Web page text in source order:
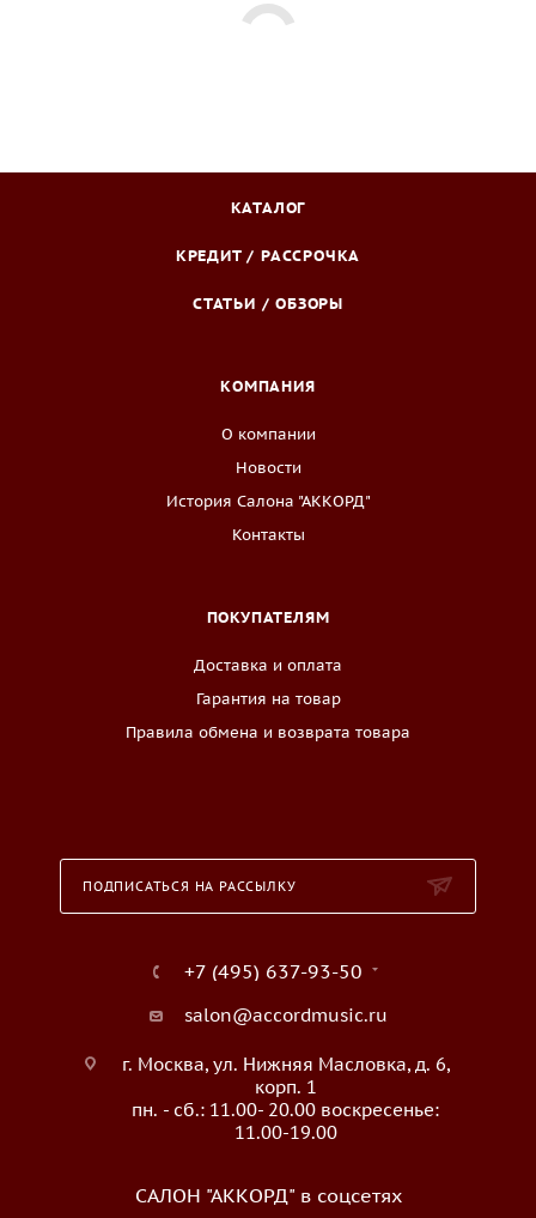
КАТАЛОГ
КРЕДИТ / РАССРОЧКА
СТАТЬИ / ОБЗОРЫ
КОМПАНИЯ
О компании
Новости
История Салона "АККОРД"
Контакты
ПОКУПАТЕЛЯМ
Доставка и оплата
Гарантия на товар
Правила обмена и возврата товара
ПОДПИСАТЬСЯ НА РАССЫЛКУ
+7 (495) 637-93-50
salon@accordmusic.ru
г. Москва, ул. Нижняя Масловка, д. 6,
корп. 1
пн. - сб.: 11.00- 20.00 воскресенье:
11.00-19.00
САЛОН "АККОРД" в соцсетях